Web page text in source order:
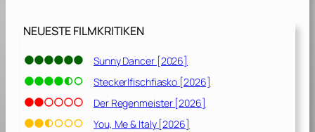
NEUESTE FILMKRITIKEN
Sunny Dancer [2026]
Steckerlfischfiasko [2026]
Der Regenmeister [2026]
You, Me & Italy [2026]